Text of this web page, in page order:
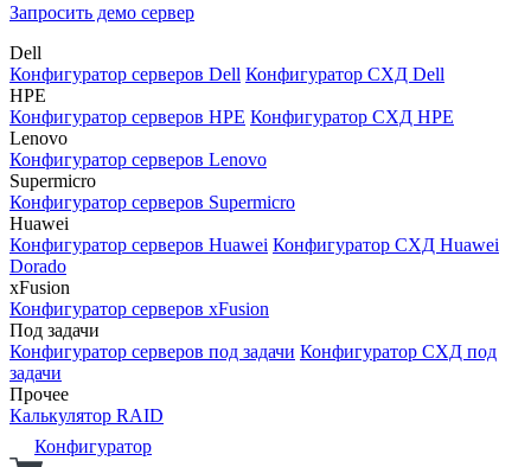
Запросить демо сервер
Dell
Конфигуратор серверов Dell Конфигуратор СХД Dell
HPE
Конфигуратор серверов HPE Конфигуратор СХД HPE
Lenovo
Конфигуратор серверов Lenovo
Supermicro
Конфигуратор серверов Supermicro
Huawei
Конфигуратор серверов Huawei Конфигуратор СХД Huawei
Dorado
xFusion
Конфигуратор серверов xFusion
Под задачи
Конфигуратор серверов под задачи Конфигуратор СХД под
задачи
Прочее
Калькулятор RAID
Конфигуратор